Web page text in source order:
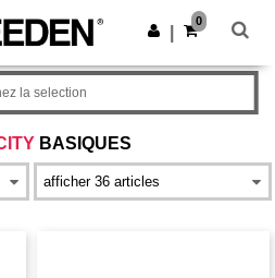
!
Obtenir l'appli
0
BASIQUES
la selection